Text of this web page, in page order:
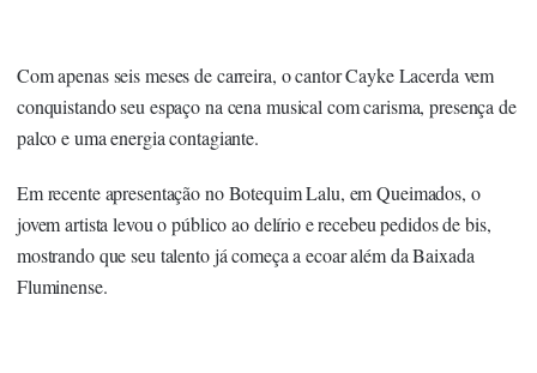
Com apenas seis meses de carreira, o cantor Cayke Lacerda vem
conquistando seu espaço na cena musical com carisma, presença de
palco e uma energia contagiante.
Em recente apresentação no Botequim Lalu, em Queimados, o
jovem artista levou o público ao delírio e recebeu pedidos de bis,
mostrando que seu talento já começa a ecoar além da Baixada
Fluminense.